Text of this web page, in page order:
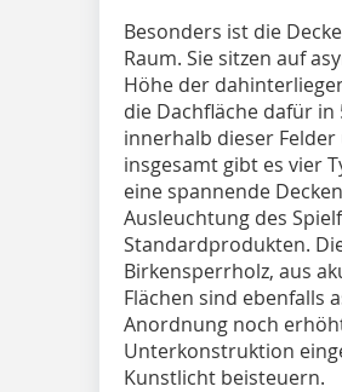
Besonders ist die
Raum. Sie sitzen auf
Höhe der
die Dachfläche dafür in
innerhalb dieser
insgesamt gibt es vier
eine spannende
Ausleuchtung des
Standardprodukten.
Birkensperrholz, aus
Flächen sind ebenfalls
Anordnung noch
Unterkonstruktion
Kunstlicht beisteuern.